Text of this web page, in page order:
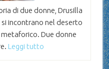
di due donne, Drusilla
si incontrano nel deserto
Due donne
Leggi tutto